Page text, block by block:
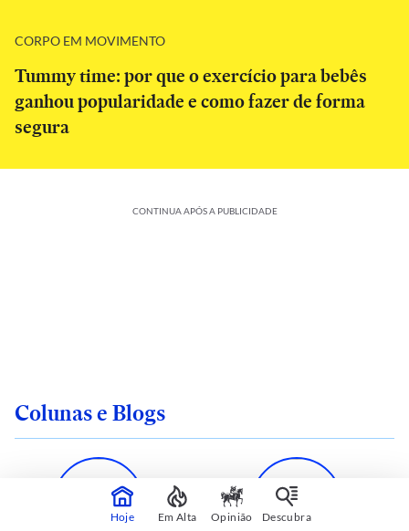
CORPO EM MOVIMENTO
Tummy time: por que o exercício para bebês
ganhou popularidade e como fazer de forma
segura
CONTINUA APÓS A PUBLICIDADE
Colunas e Blogs
Hoje Em Alta Opinião Descubra